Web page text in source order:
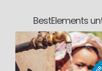
BestElements